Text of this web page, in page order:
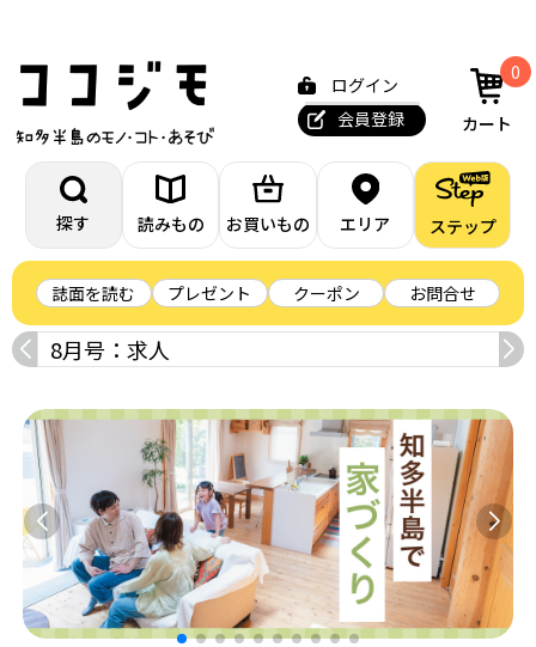
ログイン
会員登録
0
カート
探す 読みもの お買いもの エリア ステップ
誌面を読む プレゼント クーポン お問合せ
8月号：求人